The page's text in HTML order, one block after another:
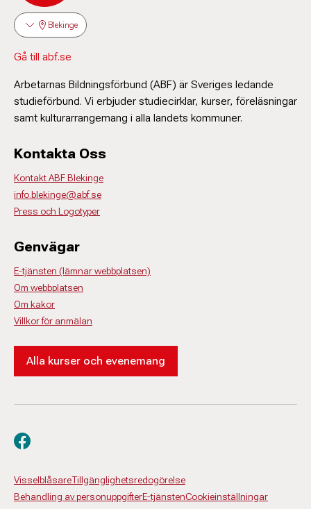
Blekinge
Gå till abf.se
Arbetarnas Bildningsförbund (ABF) är Sveriges ledande
studieförbund. Vi erbjuder studiecirklar, kurser, föreläsningar
samt kulturarrangemang i alla landets kommuner.
Kontakta Oss
Kontakt ABF Blekinge
info.blekinge@abf.se
Press och Logotyper
Genvägar
E-tjänsten (lämnar webbplatsen)
Om webbplatsen
Om kakor
Villkor för anmälan
Alla kurser och evenemang
VisselblåsareTillgänglighetsredogörelse
Behandling av personuppgifterE-tjänstenCookieinställningar
Besök oss på facebook